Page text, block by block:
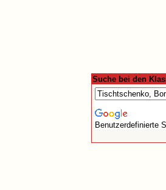
Suche bei den
Benutzerdefinierte